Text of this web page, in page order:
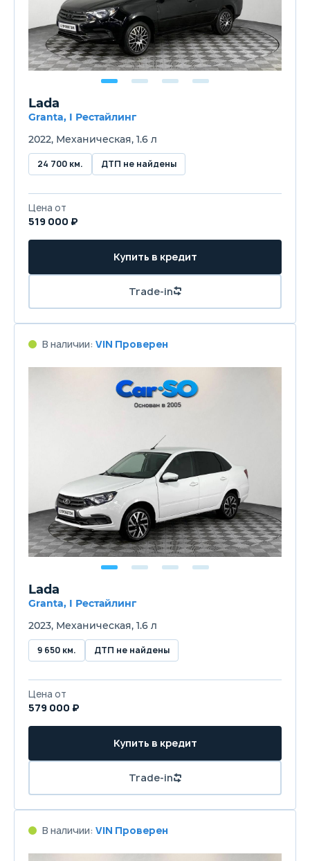
Lada
Granta, I Рестайлинг
2022, Механическая, 1.6 л
24 700 км. ДТП не найдены
Цена от
519 000 ₽
Купить в кредит
Trade-in
В наличии: VIN Проверен
Lada
Granta, I Рестайлинг
2023, Механическая, 1.6 л
9 650 км. ДТП не найдены
Цена от
579 000 ₽
Купить в кредит
Trade-in
В наличии: VIN Проверен